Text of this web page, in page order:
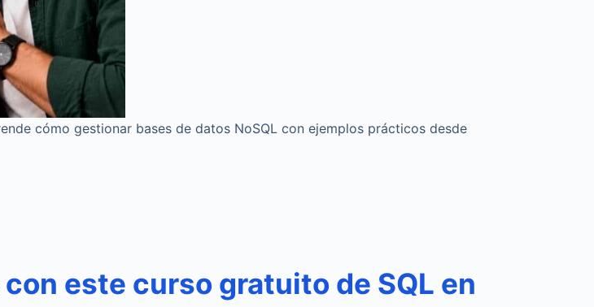
cómo gestionar bases de datos NoSQL con ejemplos prácticos desde
este curso gratuito de SQL en